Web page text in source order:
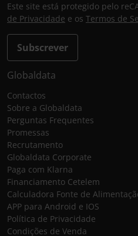
Subscrever
Este site está protegido pelo
de Privacidade e os Termos de
Globaldata
Contactos
Sobre a Globaldata
Perguntas Frequentes
Promessas
Recrutamento
Globaldata Corporate
Paga com Klarna
Financiamento Cetelem
Calculadora Fonte de
APP para Android e IOS
Política de Privacidade
Condições de Venda